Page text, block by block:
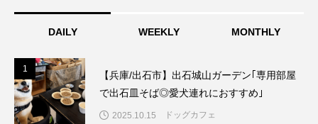
DAILY WEEKLY MONTHLY
1
【兵庫/出石市】出石城山ガーデン｢専用部屋
で出石皿そば◎愛犬連れにおすすめ｣
2025.10.15 ドッグカフェ